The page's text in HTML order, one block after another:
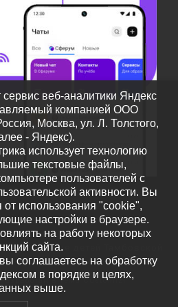
образование детей Тамбовской
права защищены
вТема Customizr
сервис веб-аналитики Яндекс
компанией ООО
Москва, ул. Л. Толстого,
- Яндекс).
использует технологию
текстовые файлы,
пользователей с
активности. Вы
от использования "cookie",
настройки в браузере.
на работу некоторых
сайта.
соглашаетесь на обработку
в порядке и целях,
выше.